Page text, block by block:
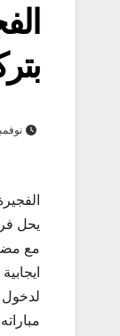
نوفمبر 21,
مع